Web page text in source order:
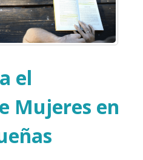
el
Mujeres en